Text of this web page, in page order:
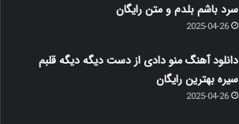
سرد باشم بلدم و متن رایگان
2025-04-26
دانلود آهنگ منو دادی از دست دیگه دیگه قلبم
سیره بهترین رایگان
2025-04-26